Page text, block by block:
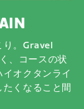
り。Gravel
、コースの状
オクタンライ
くなること間